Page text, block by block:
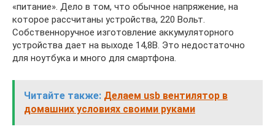
«питание». Дело в том, что обычное напряжение, на
которое рассчитаны устройства, 220 Вольт.
Собственноручное изготовление аккумуляторного
устройства дает на выходе 14,8В. Это недостаточно
для ноутбука и много для смартфона.
Читайте также: Делаем usb вентилятор в
домашних условиях своими руками